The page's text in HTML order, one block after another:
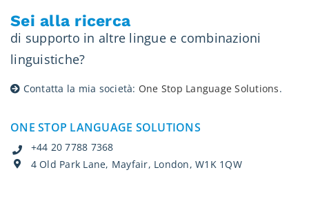
Sei alla ricerca
di supporto in altre lingue e combinazioni
linguistiche?
Contatta la mia società: One Stop Language Solutions.
ONE STOP LANGUAGE SOLUTIONS
+44 20 7788 7368
4 Old Park Lane, Mayfair, London, W1K 1QW